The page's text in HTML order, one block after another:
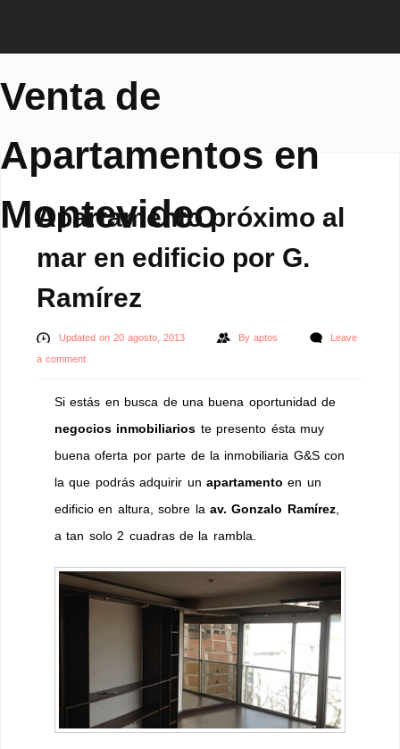
Venta de
Apartamentos en
Montevideo
Apartamento próximo al
mar en edificio por G.
Ramírez
Updated on 20 agosto, 2013 By aptos
Leave
a comment
Si estás en busca de una buena oportunidad de
negocios inmobiliarios te presento ésta muy
buena oferta por parte de la inmobiliaria G&S con
la que podrás adquirir un apartamento en un
edificio en altura, sobre la av. Gonzalo Ramírez,
a tan solo 2 cuadras de la rambla.